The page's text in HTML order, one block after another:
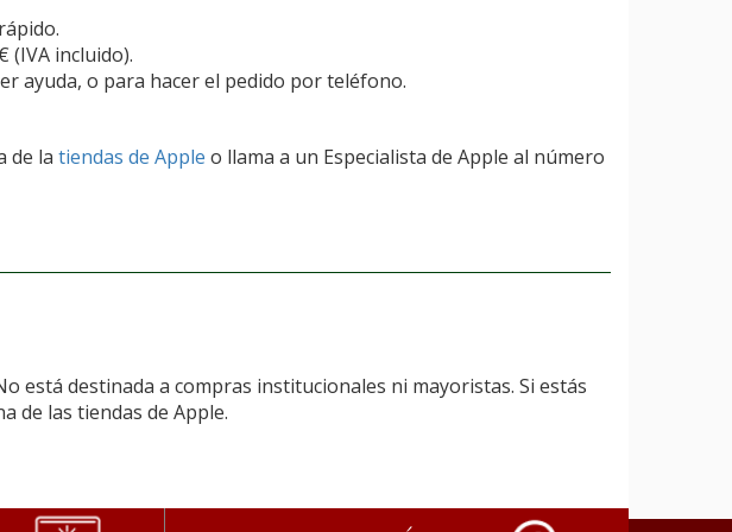
(IVA incluido).
ayuda, o para hacer el pedido por teléfono.
de la tiendas de Apple o llama a un Especialista de Apple al número
está destinada a compras institucionales ni mayoristas. Si estás
de las tiendas de Apple.